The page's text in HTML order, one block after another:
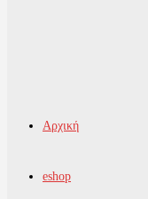
Αρχική
eshop